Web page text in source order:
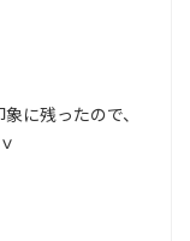
に残ったので、